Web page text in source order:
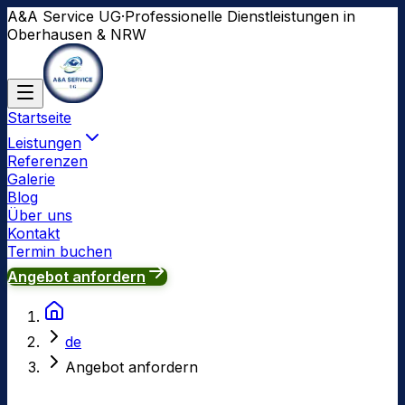
A&A Service UG·Professionelle Dienstleistungen in
Oberhausen & NRW
Startseite
Leistungen
Referenzen
Galerie
Blog
Über uns
Kontakt
Termin buchen
Angebot anfordern
de
Angebot anfordern